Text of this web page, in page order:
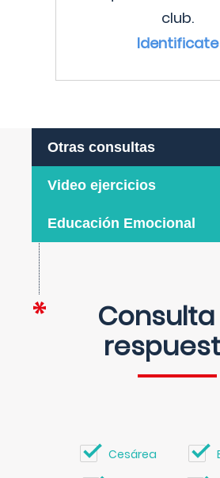
club.
Identificate
Otras consultas
Video ejercicios
Educación Emocional
Cesárea